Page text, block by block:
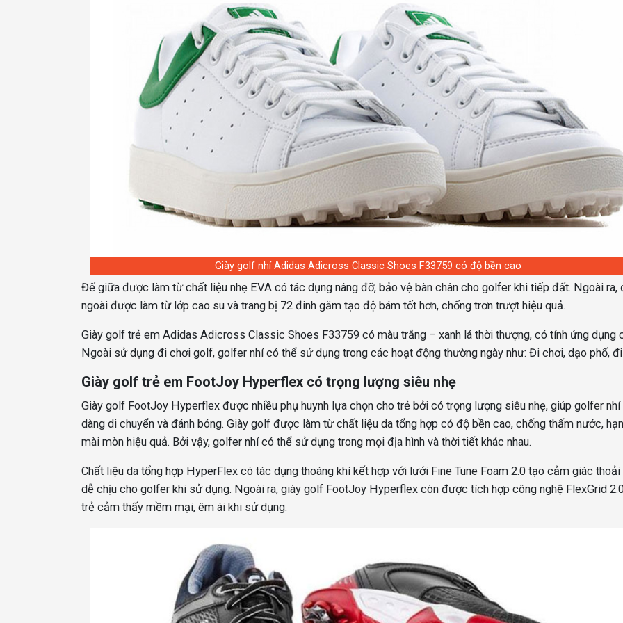
Giày golf nhí Adidas Adicross Classic Shoes F33759 có độ bền cao
Đế giữa được làm từ chất liệu nhẹ EVA có tác dụng nâng đỡ, bảo vệ bàn chân cho golfer khi tiếp đất. Ngoài ra,
ngoài được làm từ lớp cao su và trang bị 72 đinh găm tạo độ bám tốt hơn, chống trơn trượt hiệu quả.
Giày golf trẻ em Adidas Adicross Classic Shoes F33759 có màu trắng – xanh lá thời thượng, có tính ứng dụng
Ngoài sử dụng đi chơi golf, golfer nhí có thể sử dụng trong các hoạt động thường ngày như: Đi chơi, dạo phố,
Giày golf trẻ em FootJoy Hyperflex có trọng lượng siêu nhẹ
Giày golf FootJoy Hyperflex được nhiều phụ huynh lựa chọn cho trẻ bởi có trọng lượng siêu nhẹ, giúp golfer nhí
dàng di chuyển và đánh bóng. Giày golf được làm từ chất liệu da tổng hợp có độ bền cao, chống thấm nước,
mài mòn hiệu quả. Bởi vậy, golfer nhí có thể sử dụng trong mọi địa hình và thời tiết khác nhau.
Chất liệu da tổng hợp HyperFlex có tác dụng thoáng khí kết hợp với lưới Fine Tune Foam 2.0 tạo cảm giác thoải
dễ chịu cho golfer khi sử dụng. Ngoài ra, giày golf FootJoy Hyperflex còn được tích hợp công nghệ FlexGrid
trẻ cảm thấy mềm mại, êm ái khi sử dụng.